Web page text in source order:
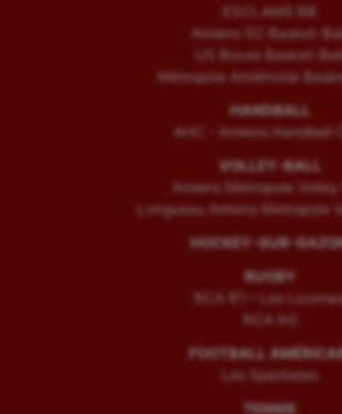
Sport adapté
Sport handicap
Sport-entreprise
Sport-santé
Tir à l'arc
Triathlon
Ultimate frisbee
ESCLAMS BB
Amiens SC Basket-
US Boves Basket-Ball
Métropole Amiénoise
HANDBALL
AHC – Amiens Handball
VOLLEY-BALL
Amiens Métropole Volley
Longueau Amiens Metropole
HOCKEY-SUR-
RUGBY
RCA (F) – Les
RCA (H)
FOOTBALL
Les Spartiates
TENNIS